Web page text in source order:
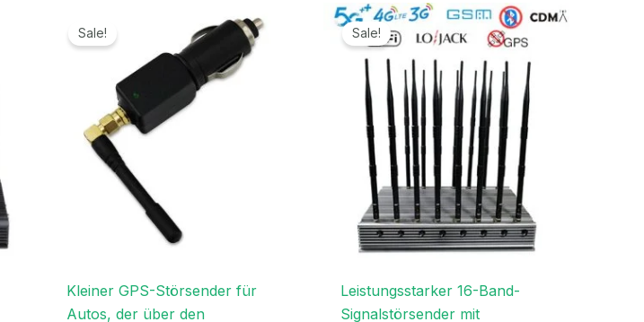
Sale!
Kleiner GPS-Störsender für
Autos, der über den
119,00€
Preis
ist:
69,99€.
Sale!
Leistungsstarker 16-Band-
Signalstörsender mit
Ursprünglicher
Preis
war:
2.099,00€
Aktueller
Preis
ist:
1.099,99€.